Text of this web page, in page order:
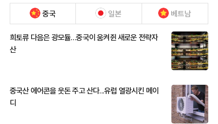
중국 일본 베트남
희토류 다음은 광모듈…중국이 움켜쥔 새로운 전략자
산
중국산 에어콘을 웃돈 주고 산다...유럽 열광시킨 메이
디